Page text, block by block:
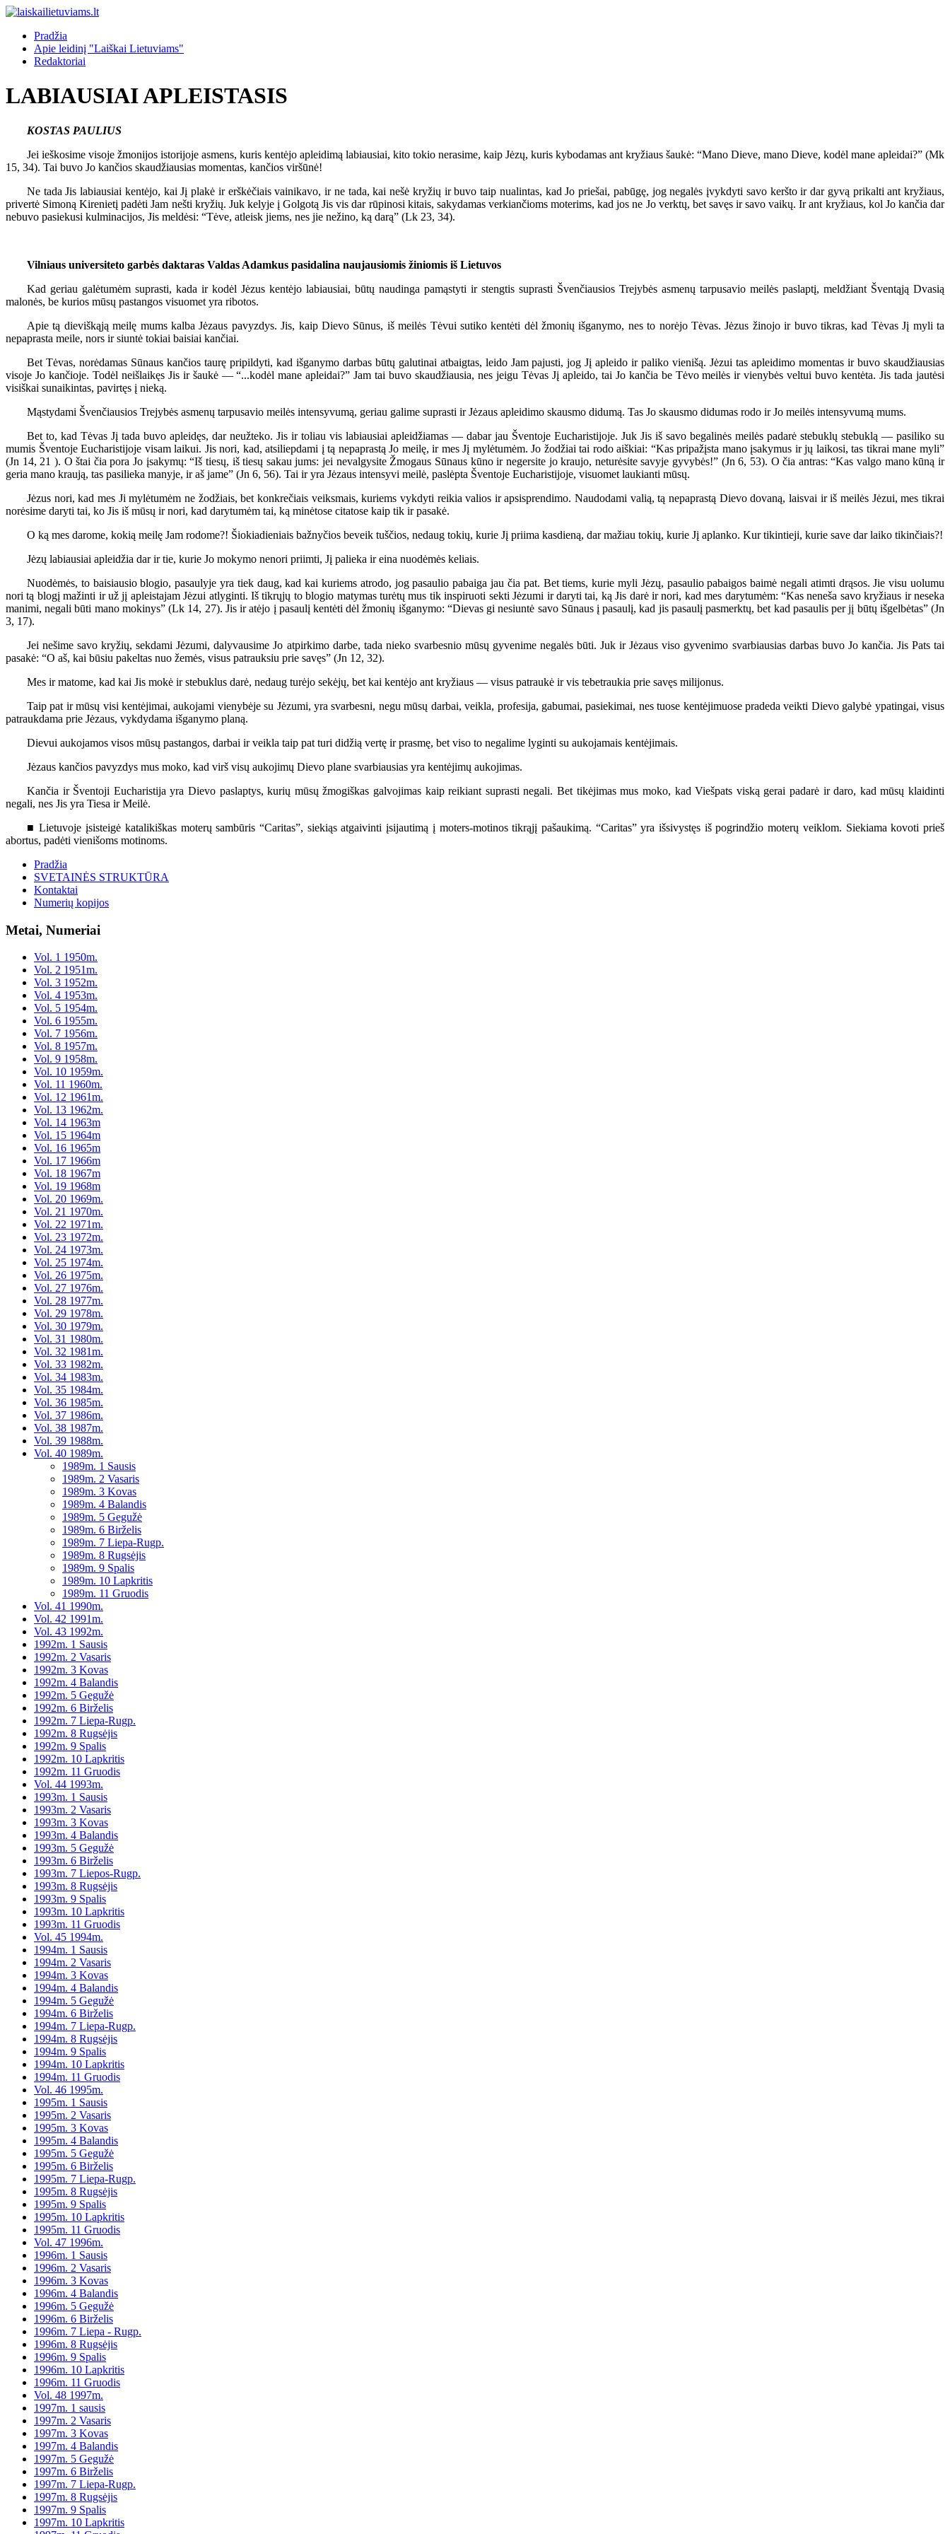
Pradžia
Apie leidinį "Laiškai Lietuviams"
Redaktoriai
LABIAUSIAI APLEISTASIS
KOSTAS PAULIUS
Jei ieškosime visoje žmonijos istorijoje asmens, kuris kentėjo apleidimą labiausiai, kito tokio nerasime, kaip Jėzų, kuris kybodamas ant kryžiaus šaukė: “Mano Dieve, mano Dieve, kodėl mane apleidai?” (Mk
15, 34). Tai buvo Jo kančios skaudžiausias momentas, kančios viršūnė!
Ne tada Jis labiausiai kentėjo, kai Jį plakė ir erškėčiais vainikavo, ir ne tada, kai nešė kryžių ir buvo taip nualintas, kad Jo priešai, pabūgę, jog negalės įvykdyti savo keršto ir dar gyvą prikalti ant kryžiaus,
privertė Simoną Kirenietį padėti Jam nešti kryžių. Juk kelyje į Golgotą Jis vis dar rūpinosi kitais, sakydamas verkiančioms moterims, kad jos ne Jo verktų, bet savęs ir savo vaikų. Ir ant kryžiaus, kol Jo kančia dar
nebuvo pasiekusi kulminacijos, Jis meldėsi: “Tėve, atleisk jiems, nes jie nežino, ką darą” (Lk 23, 34).
Vilniaus universiteto garbės daktaras Valdas Adamkus pasidalina naujausiomis žiniomis iš Lietuvos
Kad geriau galėtumėm suprasti, kada ir kodėl Jėzus kentėjo labiausiai, būtų naudinga pamąstyti ir stengtis suprasti Švenčiausios Trejybės asmenų tarpusavio meilės paslaptį, meldžiant Šventąją Dvasią
malonės, be kurios mūsų pastangos visuomet yra ribotos.
Apie tą dieviškąją meilę mums kalba Jėzaus pavyzdys. Jis, kaip Dievo Sūnus, iš meilės Tėvui sutiko kentėti dėl žmonių išganymo, nes to norėjo Tėvas. Jėzus žinojo ir buvo tikras, kad Tėvas Jį myli ta
nepaprasta meile, nors ir siuntė tokiai baisiai kančiai.
Bet Tėvas, norėdamas Sūnaus kančios taurę pripildyti, kad išganymo darbas būtų galutinai atbaigtas, leido Jam pajusti, jog Jį apleido ir paliko vienišą. Jėzui tas apleidimo momentas ir buvo skaudžiausias
visoje Jo kančioje. Todėl neišlaikęs Jis ir šaukė — “...kodėl mane apleidai?” Jam tai buvo skaudžiausia, nes jeigu Tėvas Jį apleido, tai Jo kančia be Tėvo meilės ir vienybės veltui buvo kentėta. Jis tada jautėsi
visiškai sunaikintas, pavirtęs į nieką.
Mąstydami Švenčiausios Trejybės asmenų tarpusavio meilės intensyvumą, geriau galime suprasti ir Jėzaus apleidimo skausmo didumą. Tas Jo skausmo didumas rodo ir Jo meilės intensyvumą mums.
Bet to, kad Tėvas Jį tada buvo apleidęs, dar neužteko. Jis ir toliau vis labiausiai apleidžiamas — dabar jau Šventoje Eucharistijoje. Juk Jis iš savo begalinės meilės padarė stebuklų stebuklą — pasiliko su
mumis Šventoje Eucharistijoje visam laikui. Jis nori, kad, atsiliepdami į tą nepaprastą Jo meilę, ir mes Jį mylėtumėm. Jo žodžiai tai rodo aiškiai: “Kas pripažįsta mano įsakymus ir jų laikosi, tas tikrai mane myli”
(Jn 14, 21 ). O štai čia pora Jo įsakymų: “Iš tiesų, iš tiesų sakau jums: jei nevalgysite Žmogaus Sūnaus kūno ir negersite jo kraujo, neturėsite savyje gyvybės!” (Jn 6, 53). O čia antras: “Kas valgo mano kūną ir
geria mano kraują, tas pasilieka manyje, ir aš jame” (Jn 6, 56). Tai ir yra Jėzaus intensyvi meilė, paslėpta Šventoje Eucharistijoje, visuomet laukianti mūsų.
Jėzus nori, kad mes Ji mylėtumėm ne žodžiais, bet konkrečiais veiksmais, kuriems vykdyti reikia valios ir apsisprendimo. Naudodami valią, tą nepaprastą Dievo dovaną, laisvai ir iš meilės Jėzui, mes tikrai
norėsime daryti tai, ko Jis iš mūsų ir nori, kad darytumėm tai, ką minėtose citatose kaip tik ir pasakė.
O ką mes darome, kokią meilę Jam rodome?! Šiokiadieniais bažnyčios beveik tuščios, nedaug tokių, kurie Jį priima kasdieną, dar mažiau tokių, kurie Jį aplanko. Kur tikintieji, kurie save dar laiko tikinčiais?!
Jėzų labiausiai apleidžia dar ir tie, kurie Jo mokymo nenori priimti, Jį palieka ir eina nuodėmės keliais.
Nuodėmės, to baisiausio blogio, pasaulyje yra tiek daug, kad kai kuriems atrodo, jog pasaulio pabaiga jau čia pat. Bet tiems, kurie myli Jėzų, pasaulio pabaigos baimė negali atimti drąsos. Jie visu uolumu
nori tą blogį mažinti ir už jį apleistajam Jėzui atlyginti. Iš tikrųjų to blogio matymas turėtų mus tik inspiruoti sekti Jėzumi ir daryti tai, ką Jis darė ir nori, kad mes darytumėm: “Kas neneša savo kryžiaus ir neseka
manimi, negali būti mano mokinys” (Lk 14, 27). Jis ir atėjo į pasaulį kentėti dėl žmonių išganymo: “Dievas gi nesiuntė savo Sūnaus į pasaulį, kad jis pasaulį pasmerktų, bet kad pasaulis per jį būtų išgelbėtas” (Jn
3, 17).
Jei nešime savo kryžių, sekdami Jėzumi, dalyvausime Jo atpirkimo darbe, tada nieko svarbesnio mūsų gyvenime negalės būti. Juk ir Jėzaus viso gyvenimo svarbiausias darbas buvo Jo kančia. Jis Pats tai
pasakė: “O aš, kai būsiu pakeltas nuo žemės, visus patrauksiu prie savęs” (Jn 12, 32).
Mes ir matome, kad kai Jis mokė ir stebuklus darė, nedaug turėjo sekėjų, bet kai kentėjo ant kryžiaus — visus patraukė ir vis tebetraukia prie savęs milijonus.
Taip pat ir mūsų visi kentėjimai, aukojami vienybėje su Jėzumi, yra svarbesni, negu mūsų darbai, veikla, profesija, gabumai, pasiekimai, nes tuose kentėjimuose pradeda veikti Dievo galybė ypatingai, visus
patraukdama prie Jėzaus, vykdydama išganymo planą.
Dievui aukojamos visos mūsų pastangos, darbai ir veikla taip pat turi didžią vertę ir prasmę, bet viso to negalime lyginti su aukojamais kentėjimais.
Jėzaus kančios pavyzdys mus moko, kad virš visų aukojimų Dievo plane svarbiausias yra kentėjimų aukojimas.
Kančia ir Šventoji Eucharistija yra Dievo paslaptys, kurių mūsų žmogiškas galvojimas kaip reikiant suprasti negali. Bet tikėjimas mus moko, kad Viešpats viską gerai padarė ir daro, kad mūsų klaidinti
negali, nes Jis yra Tiesa ir Meilė.
■ Lietuvoje įsisteigė katalikiškas moterų sambūris “Caritas”, siekiąs atgaivinti įsijautimą į moters-motinos tikrąjį pašaukimą. “Caritas” yra išsivystęs iš pogrindžio moterų veiklom. Siekiama kovoti prieš
abortus, padėti vienišoms motinoms.
Pradžia
SVETAINĖS STRUKTŪRA
Kontaktai
Numerių kopijos
Metai, Numeriai
Vol. 1 1950m.
Vol. 2 1951m.
Vol. 3 1952m.
Vol. 4 1953m.
Vol. 5 1954m.
Vol. 6 1955m.
Vol. 7 1956m.
Vol. 8 1957m.
Vol. 9 1958m.
Vol. 10 1959m.
Vol. 11 1960m.
Vol. 12 1961m.
Vol. 13 1962m.
Vol. 14 1963m
Vol. 15 1964m
Vol. 16 1965m
Vol. 17 1966m
Vol. 18 1967m
Vol. 19 1968m
Vol. 20 1969m.
Vol. 21 1970m.
Vol. 22 1971m.
Vol. 23 1972m.
Vol. 24 1973m.
Vol. 25 1974m.
Vol. 26 1975m.
Vol. 27 1976m.
Vol. 28 1977m.
Vol. 29 1978m.
Vol. 30 1979m.
Vol. 31 1980m.
Vol. 32 1981m.
Vol. 33 1982m.
Vol. 34 1983m.
Vol. 35 1984m.
Vol. 36 1985m.
Vol. 37 1986m.
Vol. 38 1987m.
Vol. 39 1988m.
Vol. 40 1989m.
1989m. 1 Sausis
1989m. 2 Vasaris
1989m. 3 Kovas
1989m. 4 Balandis
1989m. 5 Gegužė
1989m. 6 Birželis
1989m. 7 Liepa-Rugp.
1989m. 8 Rugsėjis
1989m. 9 Spalis
1989m. 10 Lapkritis
1989m. 11 Gruodis
Vol. 41 1990m.
Vol. 42 1991m.
Vol. 43 1992m.
1992m. 1 Sausis
1992m. 2 Vasaris
1992m. 3 Kovas
1992m. 4 Balandis
1992m. 5 Gegužė
1992m. 6 Birželis
1992m. 7 Liepa-Rugp.
1992m. 8 Rugsėjis
1992m. 9 Spalis
1992m. 10 Lapkritis
1992m. 11 Gruodis
Vol. 44 1993m.
1993m. 1 Sausis
1993m. 2 Vasaris
1993m. 3 Kovas
1993m. 4 Balandis
1993m. 5 Gegužė
1993m. 6 Birželis
1993m. 7 Liepos-Rugp.
1993m. 8 Rugsėjis
1993m. 9 Spalis
1993m. 10 Lapkritis
1993m. 11 Gruodis
Vol. 45 1994m.
1994m. 1 Sausis
1994m. 2 Vasaris
1994m. 3 Kovas
1994m. 4 Balandis
1994m. 5 Gegužė
1994m. 6 Birželis
1994m. 7 Liepa-Rugp.
1994m. 8 Rugsėjis
1994m. 9 Spalis
1994m. 10 Lapkritis
1994m. 11 Gruodis
Vol. 46 1995m.
1995m. 1 Sausis
1995m. 2 Vasaris
1995m. 3 Kovas
1995m. 4 Balandis
1995m. 5 Gegužė
1995m. 6 Birželis
1995m. 7 Liepa-Rugp.
1995m. 8 Rugsėjis
1995m. 9 Spalis
1995m. 10 Lapkritis
1995m. 11 Gruodis
Vol. 47 1996m.
1996m. 1 Sausis
1996m. 2 Vasaris
1996m. 3 Kovas
1996m. 4 Balandis
1996m. 5 Gegužė
1996m. 6 Birželis
1996m. 7 Liepa - Rugp.
1996m. 8 Rugsėjis
1996m. 9 Spalis
1996m. 10 Lapkritis
1996m. 11 Gruodis
Vol. 48 1997m.
1997m. 1 sausis
1997m. 2 Vasaris
1997m. 3 Kovas
1997m. 4 Balandis
1997m. 5 Gegužė
1997m. 6 Birželis
1997m. 7 Liepa-Rugp.
1997m. 8 Rugsėjis
1997m. 9 Spalis
1997m. 10 Lapkritis